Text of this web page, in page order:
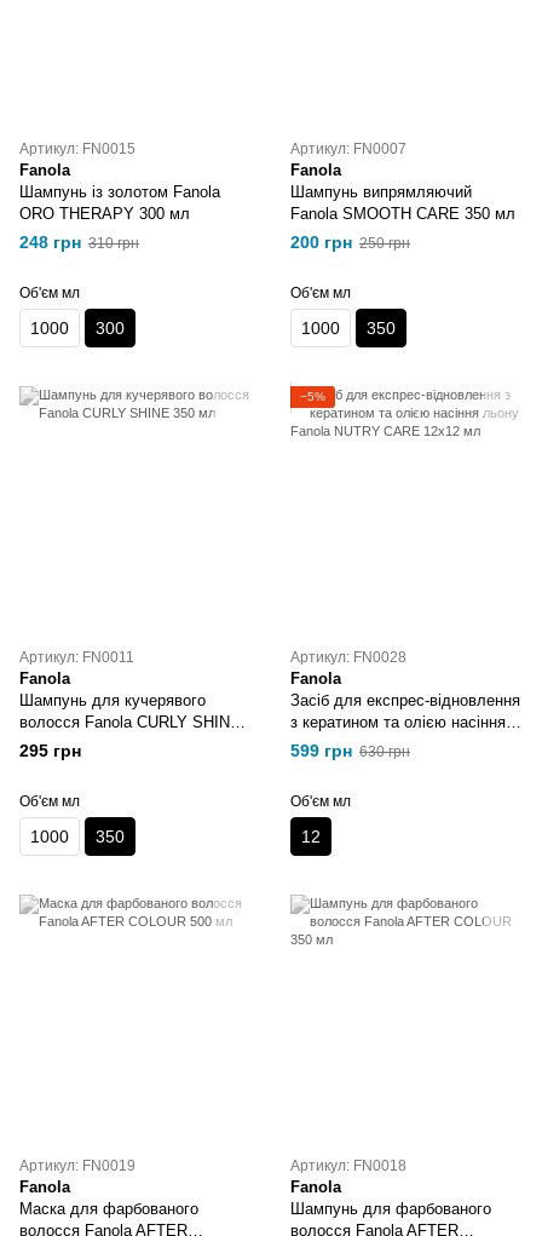
Артикул: FN0015
Fanola
Шампунь із золотом Fanola
ORO THERAPY 300 мл
248 грн 310 грн
Об'єм мл
1000 300
Артикул: FN0007
Fanola
Шампунь випрямляючий
Fanola SMOOTH CARE 350 мл
200 грн 250 грн
Об'єм мл
1000 350
Артикул: FN0011
Fanola
Шампунь для кучерявого
волосся Fanola CURLY SHINE
350 мл
295 грн
Об'єм мл
1000 350
−5%
Артикул: FN0028
Fanola
Засіб для експрес-відновлення
з кератином та олією насіння
льону Fanola NUTRY CARE
12х12 мл
599 грн 630 грн
Об'єм мл
12
Артикул: FN0019
Fanola
Маска для фарбованого
волосся Fanola AFTER
Артикул: FN0018
Fanola
Шампунь для фарбованого
волосся Fanola AFTER